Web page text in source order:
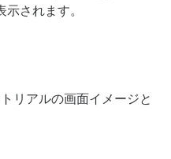
されます。
リアルの画面イメージと